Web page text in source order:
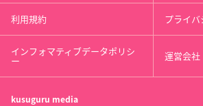
利用規約 プライ
インフォマティブデータポリシ
ー 運営会社
kusuguru media